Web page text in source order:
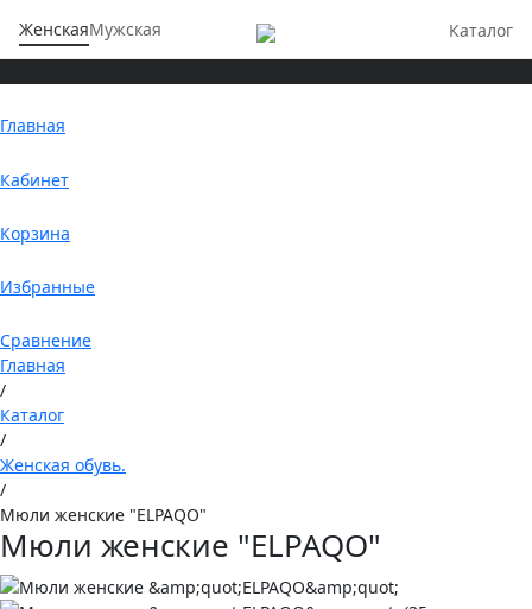
ЖенскаяМужская Каталог
Главная
Кабинет
Корзина
Избранные
Сравнение
Главная
/
Каталог
/
Женская обувь.
/
Мюли женские "ELPAQO"
Мюли женские "ELPAQO"